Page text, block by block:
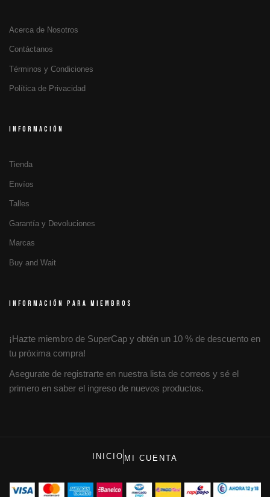
Acerca de Nosotros
Contáctanos
Términos y Condiciones
Política de Privacidad
INFORMACIÓN
Tienda
Envíos
Talles
Garantía y Devoluciones
Marcas
Buy and Wait
INFORMACIÓN PARA MIEMBROS
¡Hazte miembro de SuperCap y obtén un 10 % de descuento en
tu próxima compra!
Asegurate de registrarte en nuestra lista de correos y sé el
primero en saber el ingreso de nuevos productos.
INICIO MI CUENTA